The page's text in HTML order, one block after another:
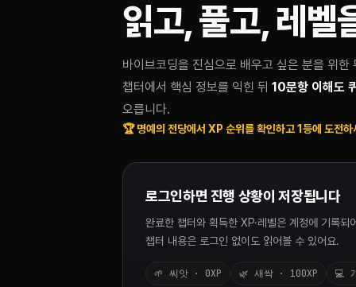
읽고, 풀고, 레벨
바이브코딩을 진심으로 배우고 싶은 분을 위
챕터에서 핵심 정보를 익힌 뒤 10문항 이해도
오릅니다.
🏆 명예의 전당에서 XP 순위를 확인하고 1등에 도전
로그인하면 진행 상황이 저장됩니다
완료한 챕터와 획득한 XP·레벨은 계정에 기록
챕터 내용은 로그인 없이도 읽어볼 수 있어요.
🌱 씨앗 · 0XP 🌿 새싹 · 100XP 💻